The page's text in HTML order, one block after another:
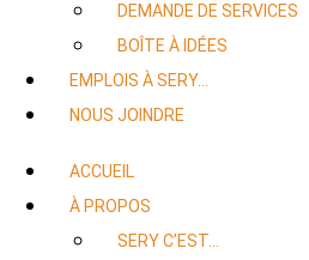
DEMANDE DE SERVICES
BOÎTE À IDÉES
EMPLOIS À SERY…
NOUS JOINDRE
ACCUEIL
À PROPOS
SERY C’EST…